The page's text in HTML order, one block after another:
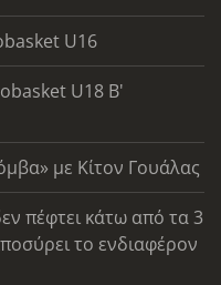
U16
U18 Β'
με Κίτον Γουάλας
πέφτει κάτω από τα 3
το ενδιαφέρον